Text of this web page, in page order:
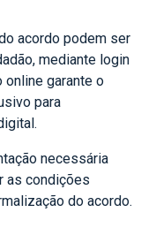
acordo podem ser
mediante login
online garante o
para
necessária
as condições
do acordo.